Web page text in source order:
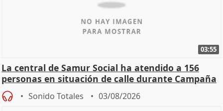
03:55
La central de Samur Social ha atendido a 156
personas en situación de calle durante Campaña
de Calor
Sonido Totales 03/08/2026